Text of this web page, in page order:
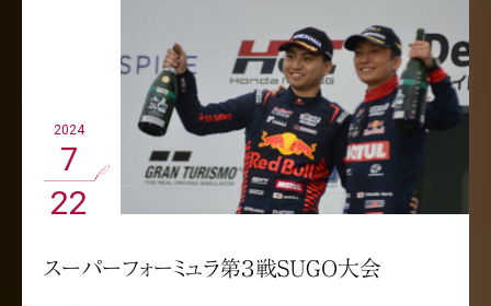
2024
7
22
スーパーフォーミュラ第３戦SUGO大会